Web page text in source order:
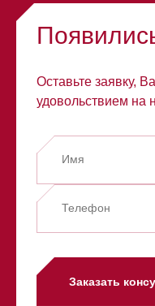
Оставьте заявку,
удовольствием на
Заказать